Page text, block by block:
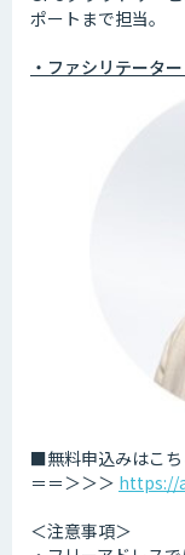
ポートまで担当。
・ファシリテータ
■無料申込みはこち
＝＝＞＞＞ https://
＜注意事項＞